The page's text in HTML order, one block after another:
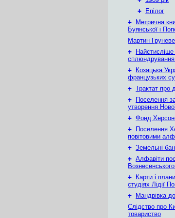
+
Епілог
+
Метрична
Буянської і
Мартин
+
сплюндрування
+
Козацька
французьких
+ Трактат про
+
Поселення
утворення
+ Фонд
+
Поселення
повітовими
+ Земельні
+ Алфавіти
+
Карти і
студіях Лідії
+
Мандрівка
Слідство про
товариство